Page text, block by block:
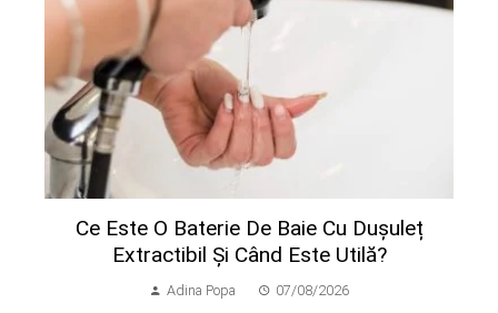
Ce Este O Baterie De Baie Cu Dușuleț
Extractibil Și Când Este Utilă?
Adina Popa 07/08/2026